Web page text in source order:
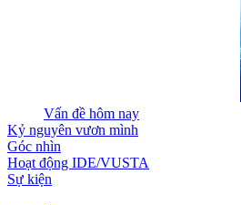
Vấn đề hôm nay
Kỷ nguyên vươn mình
Góc nhìn
Hoạt động IDE/VUSTA
Sự kiện